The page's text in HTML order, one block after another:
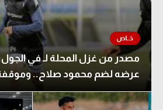
مصدر من غزل المحلة لـ في
عرضه لضم محمود صلاح..